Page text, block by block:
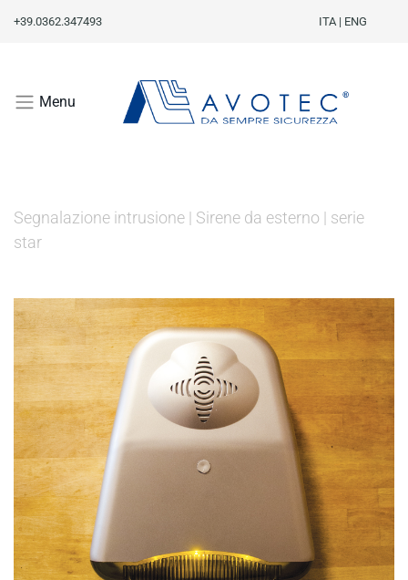
+39.0362.347493 ITA| ENG
Menu
Segnalazione intrusione | Sirene da esterno | serie
star